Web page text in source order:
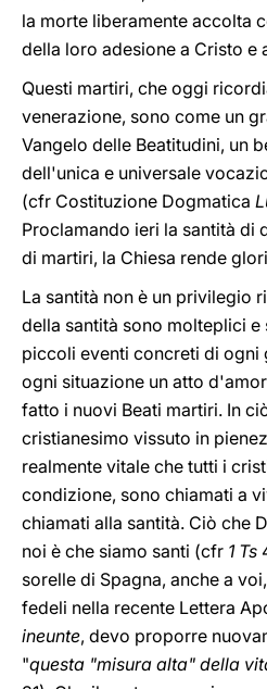
la morte liberamente accolta
della loro adesione a Cristo e
Questi martiri, che oggi
venerazione, sono come un
Vangelo delle Beatitudini, un
dell'unica e universale
(cfr Costituzione Dogmatica
Proclamando ieri la santità di
di martiri, la Chiesa rende
La santità non è un privilegio
della santità sono molteplici
piccoli eventi concreti di ogni
ogni situazione un atto
fatto i nuovi Beati martiri. In
cristianesimo vissuto in
realmente vitale che tutti i
condizione, sono chiamati a
chiamati alla santità. Ciò che
noi è che siamo santi (cfr 1 Ts
sorelle di Spagna, anche a
fedeli nella recente Lettera
ineunte, devo proporre
"questa "misura alta" della